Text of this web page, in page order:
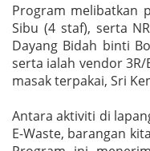
Program melibatkan
Sibu (4 staf), serta
Dayang Bidah binti
serta ialah vendor 3R/
masak terpakai, Sri
Antara aktiviti di
E-Waste, barangan